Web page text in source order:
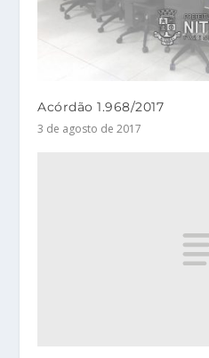
Acórdão 1.968/2017
3 de agosto de 2017